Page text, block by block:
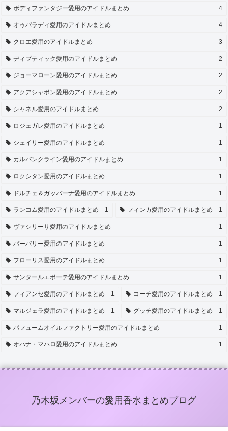
ボディファンタジー愛用のアイドルまとめ 4
オゥパラディ愛用のアイドルまとめ 4
クロエ愛用のアイドルまとめ 3
ディプティック愛用のアイドルまとめ 2
ジョーマローン愛用のアイドルまとめ 2
アクアシャボン愛用のアイドルまとめ 2
シャネル愛用のアイドルまとめ 2
ロジェガレ愛用のアイドルまとめ 1
シェイリー愛用のアイドルまとめ 1
カルバンクライン愛用のアイドルまとめ 1
ロクシタン愛用のアイドルまとめ 1
ドルチェ＆ガッバーナ愛用のアイドルまとめ 1
ランコム愛用のアイドルまとめ 1 フィンカ愛用のアイドルまとめ 1
ヴァシリーサ愛用のアイドルまとめ 1
バーバリー愛用のアイドルまとめ 1
フローリス愛用のアイドルまとめ 1
サンタールエボーテ愛用のアイドルまとめ 1
フィアンセ愛用のアイドルまとめ 1 コーチ愛用のアイドルまとめ 1
マルジェラ愛用のアイドルまとめ 1 グッチ愛用のアイドルまとめ 1
パフュームオイルファクトリー愛用のアイドルまとめ 1
オハナ・マハロ愛用のアイドルまとめ 1
乃木坂メンバーの愛用香水まとめブログ